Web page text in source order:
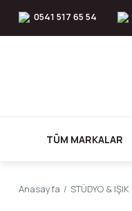
0541 517 65 54
TÜM MARKALAR
Anasayfa STÜDYO & IŞIK